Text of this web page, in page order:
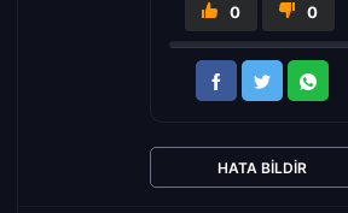
0 0
HATA BILDIR